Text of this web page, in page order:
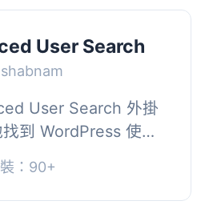
User Search
User Search 外掛
到 WordPress 使用
名稱或電子郵件地址
：90+